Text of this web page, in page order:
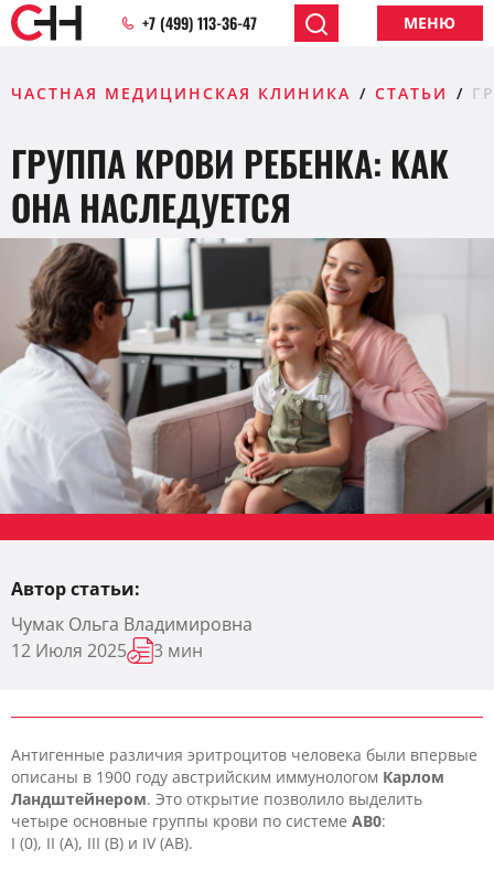
+7 (499) 113-36-47 МЕНЮ
ЧАСТНАЯ МЕДИЦИНСКАЯ КЛИНИКА СТАТЬИ
ГРУППА КРОВИ РЕБЕНКА: КАК
ОНА НАСЛЕДУЕТСЯ
Автор статьи:
Чумак Ольга Владимировна
12 Июля 2025
3 мин
Антигенные различия эритроцитов человека были впервые
описаны в 1900 году австрийским иммунологом Карлом
Ландштейнером. Это открытие позволило выделить
четыре основные группы крови по системе AB0:
I (0), II (A), III (B) и IV (AB).